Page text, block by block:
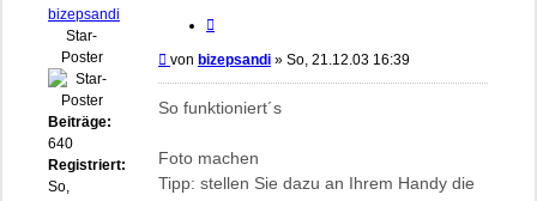
bizepsandi
Star-
Poster
Beiträge:
640
Registriert:
So,
Beitrag
von bizepsandi » So, 21.12.03 16:39
So funktioniert´s
Foto machen
Tipp: stellen Sie dazu an Ihrem Handy die